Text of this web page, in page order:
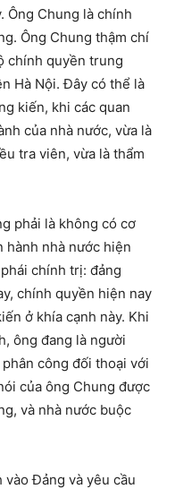
Ông Chung là chính
Ông Chung thậm chí
chính quyền trung
Hà Nội. Đây có thể là
kiến, khi các quan
của nhà nước, vừa là
tra viên, vừa là thẩm
phải là không có cơ
hành nhà nước hiện
chính trị: đảng
chính quyền hiện nay
ở khía cạnh này. Khi
ông đang là người
công đối thoại với
của ông Chung được
và nhà nước buộc
vào Đảng và yêu cầu